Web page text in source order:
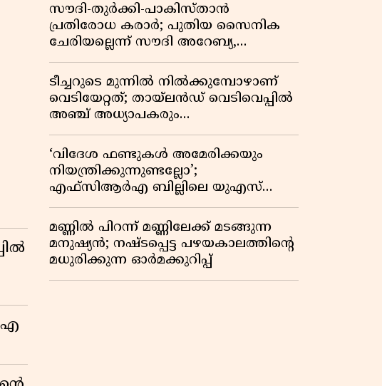
സൗദി-തുർക്കി-പാകിസ്താൻ
പ്രതിരോധ കരാർ; പുതിയ സൈനിക
ചേരിയല്ലെന്ന് സൗദി അറേബ്യ,
വിമർശനവുമായി ഇറാൻ
ടീച്ചറുടെ മുന്നിൽ നിൽക്കുമ്പോഴാണ്
വെടിയേറ്റത്; തായ്‌ലൻഡ് വെടിവെപ്പിൽ
അഞ്ച് അധ്യാപകരും
മുത്തശ്ശീമുത്തശ്ശന്മാരും കൊല്ലപ്പെട്ടു,
മരണസംഖ്യ 7; ഞെട്ടിക്കുന്ന
വെളിപ്പെടുത്തലുകൾ
‘വിദേശ ഫണ്ടുകൾ അമേരിക്കയും
നിയന്ത്രിക്കുന്നുണ്ടല്ലോ’;
എഫ്സിആർഎ ബില്ലിലെ യുഎസ്
വിമർശനങ്ങൾക്ക് മറുപടിയുമായി ഇന്ത്യ
മണ്ണിൽ പിറന്ന് മണ്ണിലേക്ക് മടങ്ങുന്ന
മനുഷ്യൻ; നഷ്ടപ്പെട്ട പഴയകാലത്തിൻ്റെ
മധുരിക്കുന്ന ഓർമക്കുറിപ്പ്